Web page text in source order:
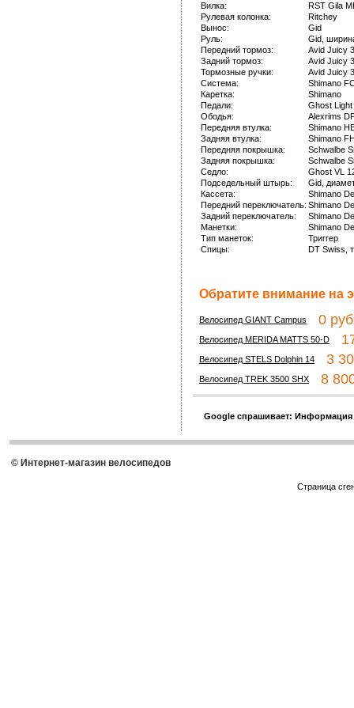
Вилка:
RST Gila
Рулевая колонка:
Ritchey
Вынос:
Gid
Руль:
Gid,
Передний тормоз:
Avid Juicy
Задний тормоз:
Avid Juicy
Тормозные ручки:
Avid Juicy
Система:
Shimano
Каретка:
Shimano
Педали:
Ghost Light
Ободья:
Alexrims
Передняя втулка:
Shimano
Задняя втулка:
Shimano
Передняя покрышка:
Schwalbe
Задняя покрышка:
Schwalbe
Седло:
Ghost VL
Подседельный штырь:
Gid,
Кассета:
Shimano
Передний переключатель: Shimano
Задний переключатель:
Shimano
Манетки:
Shimano
Тип манеток:
Триггер
Спицы:
DT Swiss,
Обратите внимание на
Велосипед GIANT Campus 0
Велосипед MERIDA MATTS 50-D
Велосипед STELS Dolphin 14 3
Велосипед TREK 3500 SHX 8
Google спрашивает:
© Интернет-магазин велосипедов
Страница